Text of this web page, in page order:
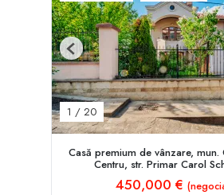
1 / 20
Previous
Casă premium de vânzare, mun.
Centru, str. Primar Carol
450,000 €